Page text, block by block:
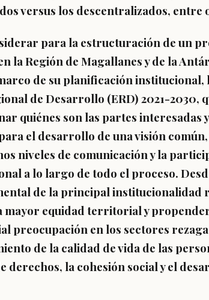
versus los descentralizados, entre
para la estructuración de un
la Región de Magallanes y de la
de su planificación institucional,
de Desarrollo (ERD) 2021-2030,
quiénes son las partes interesadas
el desarrollo de una visión
niveles de comunicación y la
a lo largo de todo el proceso.
de la principal institucionalidad
mayor equidad territorial y
preocupación en los sectores
de la calidad de vida de las
derechos, la cohesión social y el